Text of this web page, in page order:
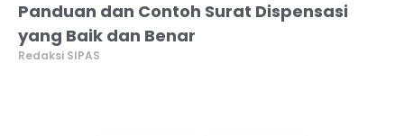
Panduan dan Contoh Surat Dispensasi
yang Baik dan Benar
Redaksi SIPAS